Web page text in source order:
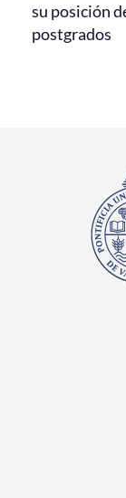
su posición
postgrados